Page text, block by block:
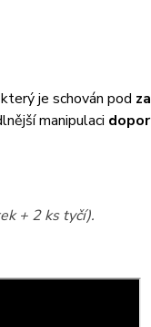
je schován pod
manipulaci
+ 2 ks tyčí).